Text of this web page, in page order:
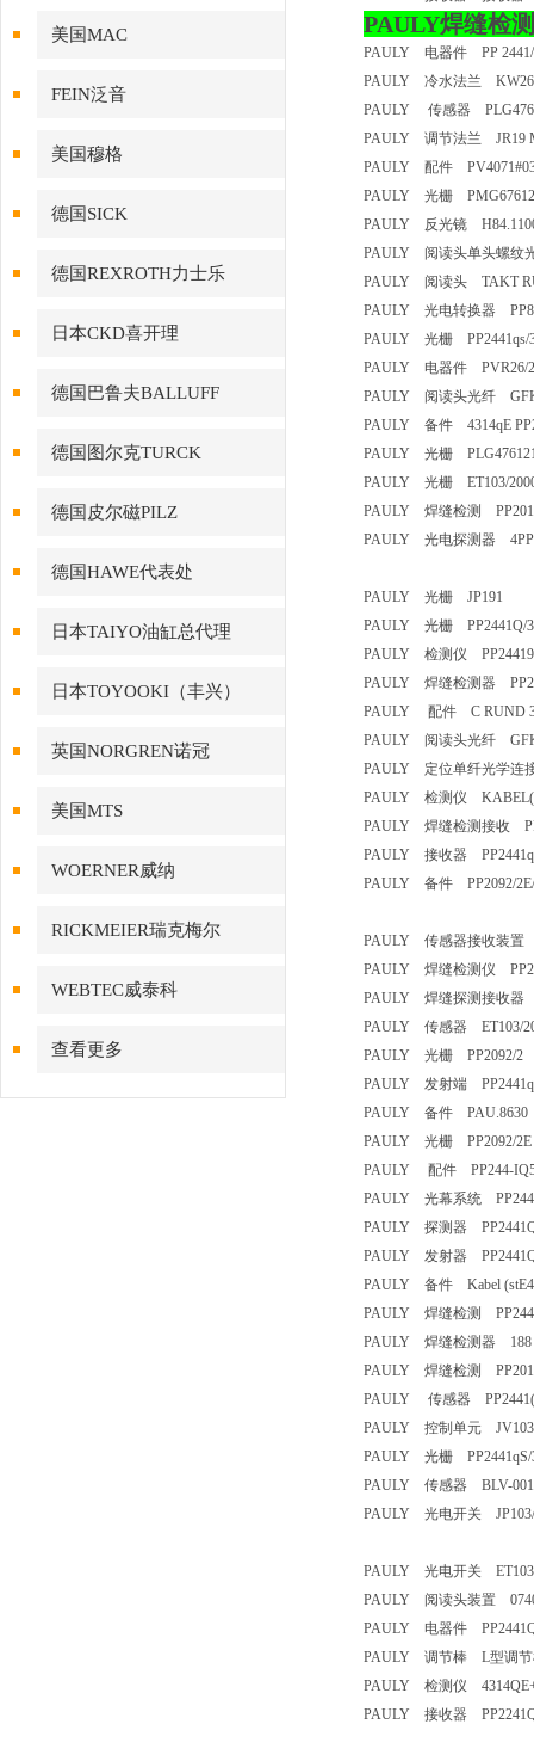
美国MAC
FEIN泛音
美国穆格
德国SICK
德国REXROTH力士乐
日本CKD喜开理
德国巴鲁夫BALLUFF
德国图尔克TURCK
德国皮尔磁PILZ
德国HAWE代表处
日本TAIYO油缸总代理
日本TOYOOKI（丰兴）
英国NORGREN诺冠
美国MTS
WOERNER威纳
RICKMEIER瑞克梅尔
WEBTEC威泰科
查看更多
PAULY焊缝检
PAULY 电器件 PP
PAULY 冷水法兰
PAULY 传感器
PAULY 调节法兰 JR19
PAULY 配件
PAULY 光栅
PAULY 反光镜
PAULY 阅读头单头螺
PAULY 阅读头 TAKT
PAULY 光电转换器
PAULY 光栅
PAULY 电器件
PAULY 阅读头光纤
PAULY 备件 4314qE
PAULY 光栅
PAULY 光栅 ET103/
PAULY 焊缝检测
PAULY 光电探测器
PAULY 光栅 JP191
PAULY 光栅
PAULY 检测仪
PAULY 焊缝检测器
PAULY 配件 C RUND
PAULY 阅读头光纤
PAULY 定位单纤光学
PAULY 检测仪
PAULY 焊缝检测接收
PAULY 接收器
PAULY 备件 PP2092/
PAULY 传感器接收装
PAULY 焊缝检测仪
PAULY 焊缝探测接收
PAULY 传感器
PAULY 光栅
PAULY 发射端
PAULY 备件
PAULY 光栅 PP2092/
PAULY 配件 PP244-
PAULY 光幕系统
PAULY 探测器
PAULY 发射器
PAULY 备件 Kabel
PAULY 焊缝检测
PAULY 焊缝检测器 188
PAULY 焊缝检测
PAULY 传感器
PAULY 控制单元
PAULY 光栅
PAULY 传感器
PAULY 光电开关
PAULY 光电开关
PAULY 阅读头装置
PAULY 电器件
PAULY 调节棒 L型
PAULY 检测仪
PAULY 接收器